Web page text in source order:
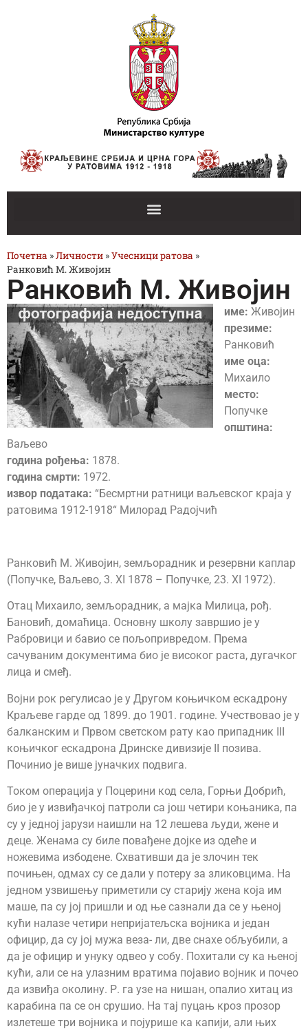
Почетна »Личности »Учесници ратова »
Ранковић М. Живојин
Ранковић М. Живојин
име: Живојин
презиме:
Ранковић
име оца:
Михаило
место:
Попучке
општина:
Ваљево
година рођења: 1878.
година смрти: 1972.
извор података: “Бесмртни ратници ваљевског краја у
ратовима 1912-1918“ Милорад Радојчић
Ранковић М. Живојин, земљорадник и резервни каплар
(Попучке, Ваљево, 3. XI 1878 – Попучке, 23. XI 1972).
Отац Михаило, земљорадник, а мајка Милица, рођ.
Бановић, домаћица. Основну школу завршио је у
Рабровици и бавио се пољопривредом. Према
сачуваним документима био је високог раста, дугачког
лица и смеђ.
Војни рок регулисао је у Другом коњичком ескадрону
Краљеве гарде од 1899. до 1901. године. Учествовао је у
балканским и Првом светском рату као припадник III
коњичког ескадрона Дринске дивизије II позива.
Починио је више јуначких подвига.
Током операција у Поцерини код села, Горњи Добрић,
био је у извиђачкој патроли са још четири коњаника, па
су у једној јарузи наишли на 12 лешева људи, жене и
деце. Женама су биле повађене дојке из одеће и
ножевима избодене. Схвативши да је злочин тек
почињен, одмах су се дали у потеру за зликовцима. На
једном узвишењу приметили су старију жена која им
маше, па су јој пришли и од ње сазнали да се у њеној
кући налазе четири непријатељска војника и један
официр, да су јој мужа веза- ли, две снахе обљубили, а
да је официр и унуку одвео у собу. Похитали су ка њеној
кући, али се на улазним вратима појавио војник и почео
да извиђа околину. Р. га узе на нишан, опалио хитац из
карабина па се он срушио. На тај пуцањ кроз прозор
излетеше три војника и појурише ка капији, али њих